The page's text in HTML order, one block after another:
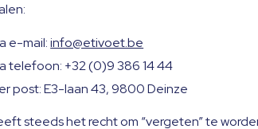
e-mail:info@etivoet.be
telefoon: +32 (0)9 386 14 44
post: E3-laan 43, 9800 Deinze
steeds het recht om “vergeten” te